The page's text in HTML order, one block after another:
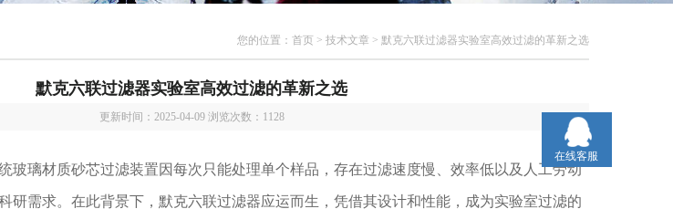
您的位置： 首页 > 技术文章 > 默克六联过滤器实验室高效过滤的革新之选
默克六联过滤器实验室高效过滤的革新之选
更新时间：2025-04-09 浏览次数： 1128
璃材质砂芯过滤装置因每次只能处理单个样品，存在过滤速度慢、效率低以及人工劳动
研需求。在此背景下，默克六联过滤器应运而生，凭借其设计和性能，成为实验室过滤的
在线客服